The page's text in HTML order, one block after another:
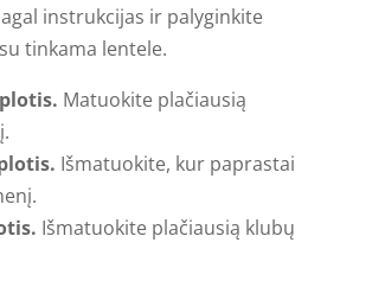
instrukcijas ir palyginkite
tinkama lentele.
Matuokite plačiausią
Išmatuokite, kur paprastai
Išmatuokite plačiausią klubų